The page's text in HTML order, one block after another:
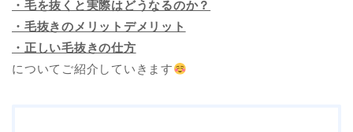
・毛を抜くと実際はどうなるのか？
・毛抜きのメリットデメリット
・正しい毛抜きの仕方
についてご紹介していきます